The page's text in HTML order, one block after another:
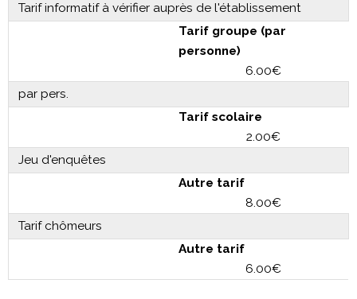
Tarif informatif à vérifier auprès de l'établissement
Tarif groupe (par
personne)
6.00€
par pers.
Tarif scolaire
2.00€
Jeu d'enquêtes
Autre tarif
8.00€
Tarif chômeurs
Autre tarif
6.00€